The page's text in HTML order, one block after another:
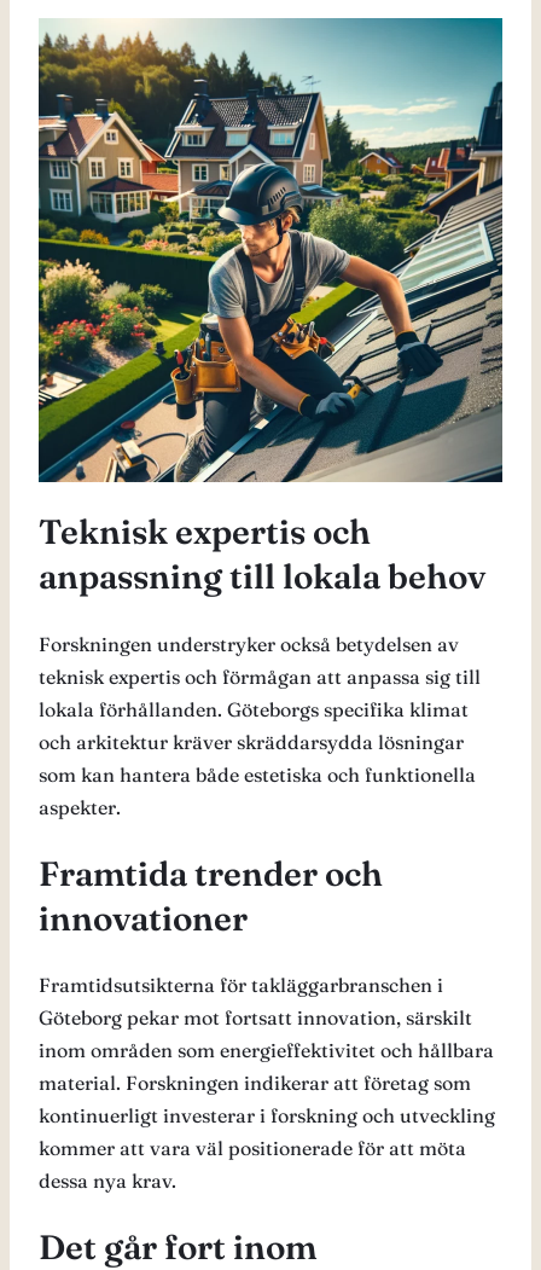
Teknisk expertis och
anpassning till lokala behov
Forskningen understryker också betydelsen av
teknisk expertis och förmågan att anpassa sig till
lokala förhållanden. Göteborgs specifika klimat
och arkitektur kräver skräddarsydda lösningar
som kan hantera både estetiska och funktionella
aspekter.
Framtida trender och
innovationer
Framtidsutsikterna för takläggarbranschen i
Göteborg pekar mot fortsatt innovation, särskilt
inom områden som energieffektivitet och hållbara
material. Forskningen indikerar att företag som
kontinuerligt investerar i forskning och utveckling
kommer att vara väl positionerade för att möta
dessa nya krav.
Det går fort inom